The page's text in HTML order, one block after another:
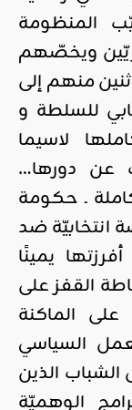
المنظومة
ويخصّهم
منهم إلى
للسلطة و
لاسيما
عن دورها…
ـ حكومة
انتخابيّة ضد
يمينًا
القفز على
الماكنة
السياسي
الشباب الذين
الوهميّة